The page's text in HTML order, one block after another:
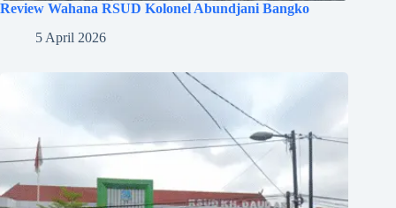
Review Wahana RSUD Kolonel Abundjani Bangko
5 April 2026